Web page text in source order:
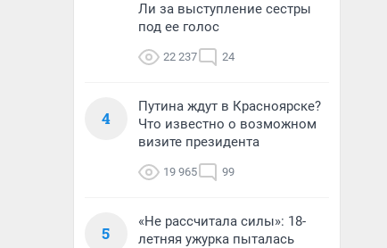
Ли за выступление сестры
под ее голос
22 237 24
4
Путина ждут в Красноярске?
Что известно о возможном
визите президента
19 965 99
5
«Не рассчитала силы»: 18-
летняя ужурка пыталась